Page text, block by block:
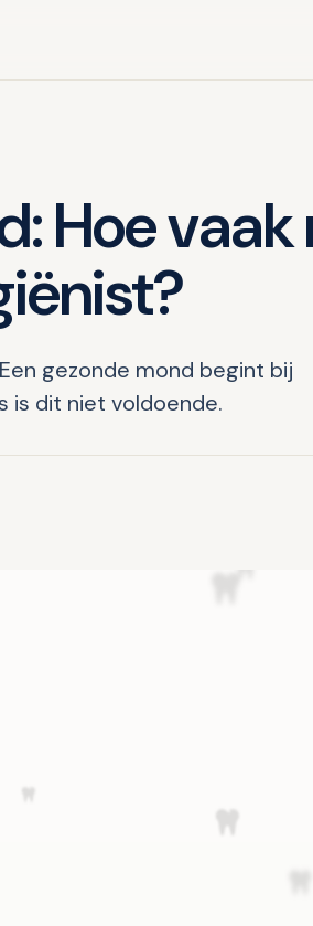
Hoe
gezonde mond begint bij
is dit niet voldoende.